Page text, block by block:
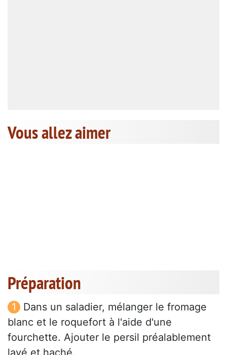
Vous allez aimer
Préparation
Dans un saladier, mélanger le fromage
blanc et le roquefort à l'aide d'une
fourchette. Ajouter le persil préalablement